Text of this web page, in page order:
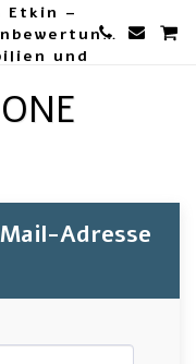
Etkin –
und
Adresse